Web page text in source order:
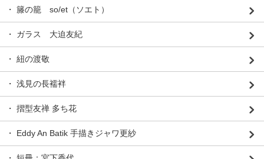
・ 籐の籠 so/et（ソエト）
・ ガラス 大迫友紀
・ 紐の渡敬
・ 浅見の長襦袢
・ 摺型友禅 多ち花
・ Eddy An Batik 手描きジャワ更紗